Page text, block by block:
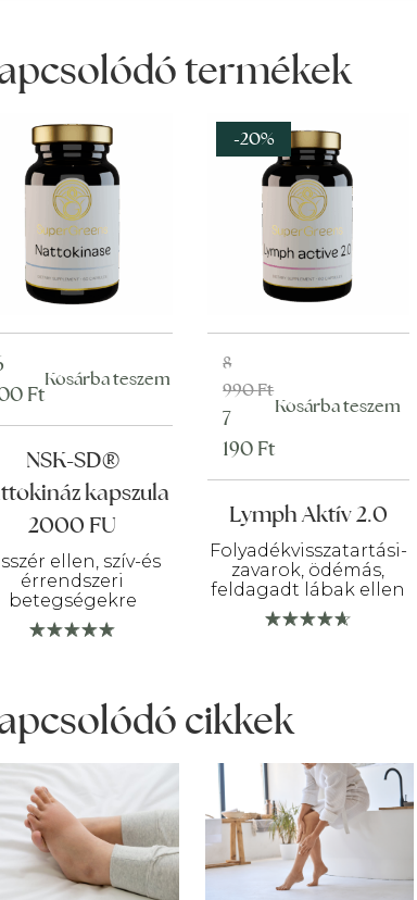
termékek
NSK-SD®
kapszula
2000 FU
ellen, szív-és
érrendszeri
betegségekre
Ft
Kosárba teszem
-20%
Lymph Aktív 2.0
Folyadékvisszatartási-
zavarok, ödémás,
feldagadt lábak ellen
8
990Ft
Original
price
was:
8
990 Ft.
7
190 Ft
Current
price
is:
7
190 Ft.
Kosárba teszem
cikkek